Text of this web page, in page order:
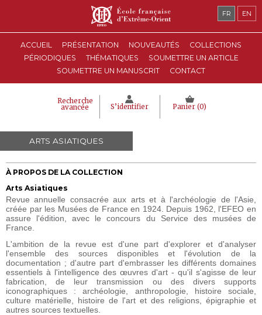
ACCUEIL PRÉSENTATION NOUVEAUTÉS
COLLECTIONS
PÉRIODIQUES
THÉMATIQUES
SOUMETTRE UN ARTICLE
SOUMETTRE UN MANUSCRIT
CONTACT
Recherche
avancée S’identifier Panier (0)
FR EN
ARTS ASIATIQUES
À PROPOS DE LA COLLECTION
Arts Asiatiques
Revue annuelle consacrée aux arts et à l'archéologie de l'Asie,
créée par les Musées de France en 1924. Depuis 1962, l'EFEO en
assure l'édition, avec le concours du Service des musées de
France.
L'ambition de la revue est d'une part d'explorer et d'analyser
l'ensemble des sources disponibles et l'évolution de la
documentation ; d'autre part d'embrasser les différents domaines
essentiels à l'intelligence des œuvres d'art - qu'il s'agisse de leur
fabrication, de leur transmission ou des divers supports
iconographiques : archéologie, anthropologie, histoire sociale,
culture matérielle, histoire de l'art et des religions, épigraphie et
autres sources textuelles.